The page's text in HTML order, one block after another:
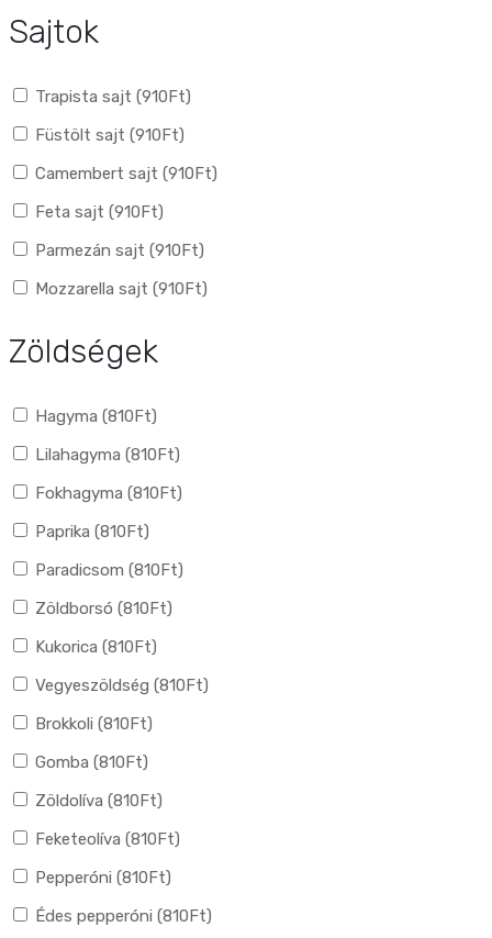
Sajtok
Trapista sajt (910Ft)
Füstölt sajt (910Ft)
Camembert sajt (910Ft)
Feta sajt (910Ft)
Parmezán sajt (910Ft)
Mozzarella sajt (910Ft)
Zöldségek
Hagyma (810Ft)
Lilahagyma (810Ft)
Fokhagyma (810Ft)
Paprika (810Ft)
Paradicsom (810Ft)
Zöldborsó (810Ft)
Kukorica (810Ft)
Vegyeszöldség (810Ft)
Brokkoli (810Ft)
Gomba (810Ft)
Zöldolíva (810Ft)
Feketeolíva (810Ft)
Pepperóni (810Ft)
Édes pepperóni (810Ft)